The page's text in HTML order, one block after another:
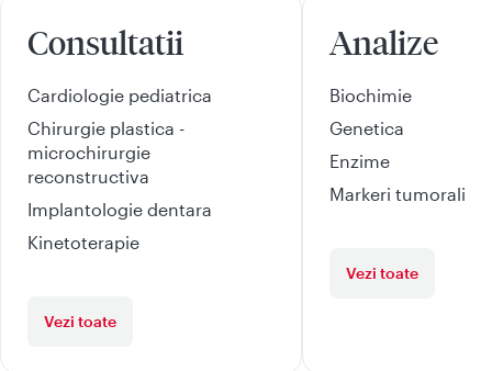
Consultatii
Cardiologie pediatrica
Chirurgie plastica -
microchirurgie
reconstructiva
Implantologie dentara
Kinetoterapie
Vezi toate
Analize
Biochimie
Genetica
Enzime
Markeri tumorali
Vezi toate